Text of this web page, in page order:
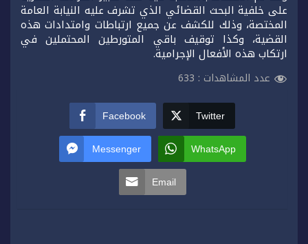
على خلفية البحث القضائي الذي تشرف عليه النيابة العامة
المختصة، وذلك للكشف عن جميع ارتباطات وامتدادات هذه
القضية، وكذا توقيف باقي المتورطين المحتملين في
ارتكاب هذه الأفعال الإجرامية.
عدد المشاهدات : 633
Facebook Twitter
Messenger WhatsApp
Email